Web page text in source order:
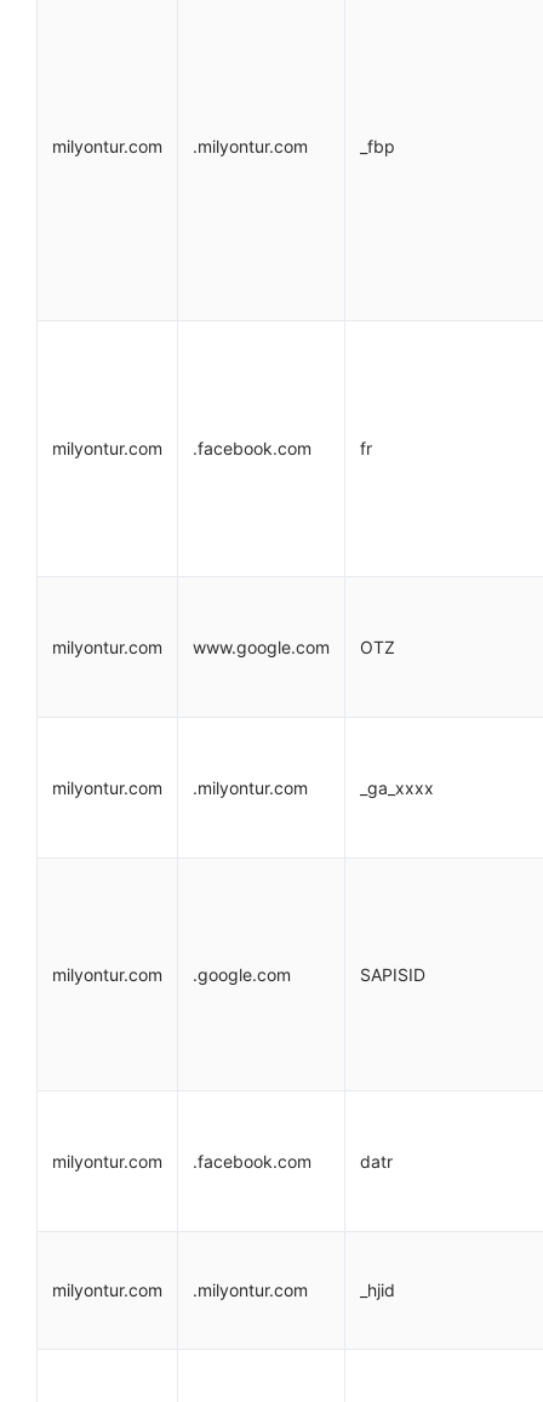
milyontur.com .milyontur.com _fbp
milyontur.com .facebook.com fr
milyontur.com www.google.com OTZ
milyontur.com .milyontur.com _ga_xxxx
milyontur.com .google.com SAPISID
milyontur.com .facebook.com datr
milyontur.com .milyontur.com _hjid